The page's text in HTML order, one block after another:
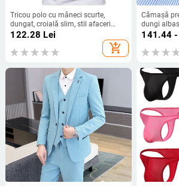
Tricou polo cu mâneci scurte,
dungat, croială slim, stil afaceri
ușor
122.28 Lei
add_shopping_cart
Cămașă
dungi
birou,
141.44